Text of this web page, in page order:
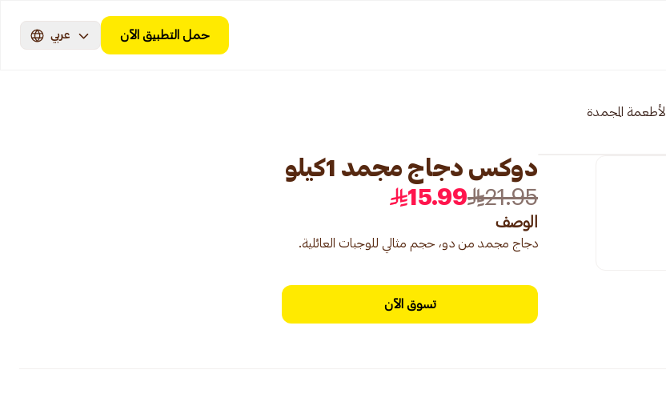
حمل التطبيق الآن عربي
الأطعمة المجمدة
دوكس دجاج مجمد 1كيلو
21.95
15.99
الوصف
دجاج مجمد من دو، حجم مثالي للوجبات العائلية.
تسوق الآن